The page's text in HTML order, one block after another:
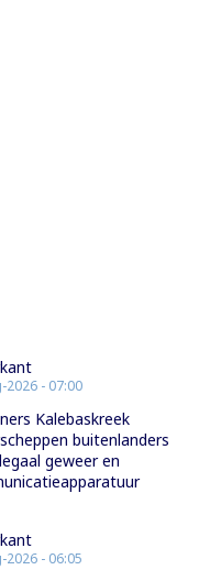
2026 - 07:00
Kalebaskreek
buitenlanders
geweer en
2026 - 06:05